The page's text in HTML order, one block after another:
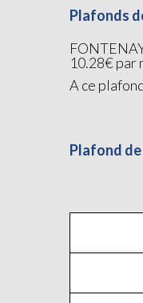
Plafonds
10.28€ par
A ce
Plafond de